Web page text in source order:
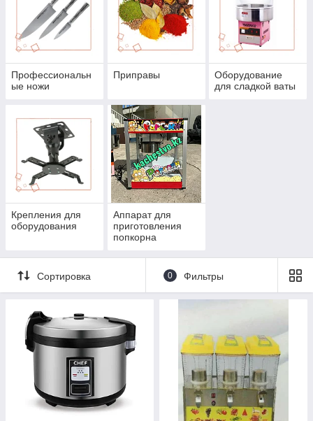
Профессиональн
ые ножи
Приправы
Оборудование
для сладкой ваты
Крепления для
оборудования
Аппарат для
приготовления
попкорна
Сортировка 0 Фильтры